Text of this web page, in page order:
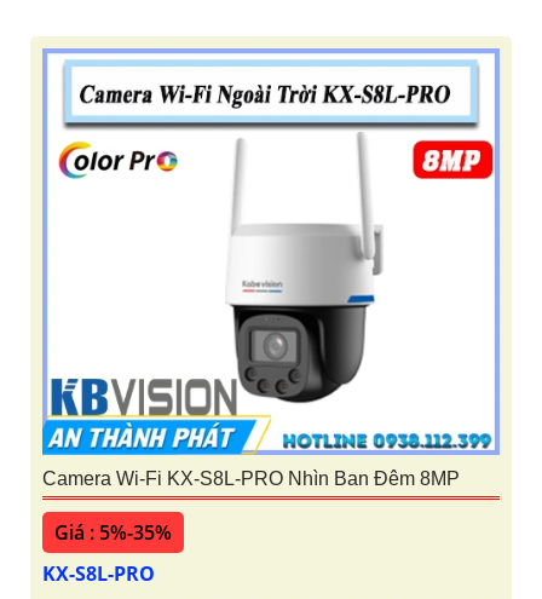
Camera Wi-Fi KX-S8L-PRO Nhìn Ban Đêm 8MP
Giá : 5%-35%
KX-S8L-PRO